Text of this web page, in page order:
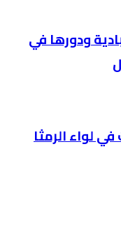
ودورها في
لواء الرمثا